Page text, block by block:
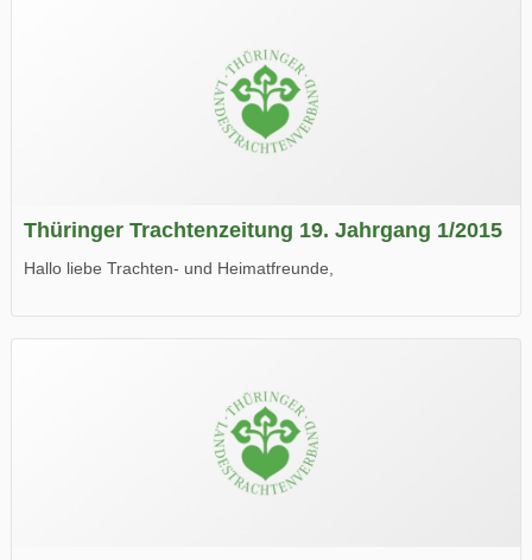
Thüringer Trachtenzeitung 19. Jahrgang 1/2015
Hallo liebe Trachten- und Heimatfreunde,
Wir wünschen Euch viel Spaß beim Lesen.